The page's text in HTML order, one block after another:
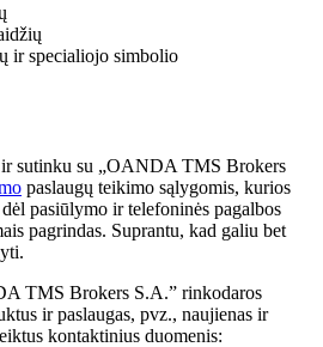
ir specialiojo simbolio
sutinku su „OANDA TMS Brokers
paslaugų teikimo sąlygomis, kurios
pasiūlymo ir telefoninės pagalbos
pagrindas. Suprantu, kad galiu bet
TMS Brokers S.A.” rinkodaros
ir paslaugas, pvz., naujienas ir
kontaktinius duomenis: